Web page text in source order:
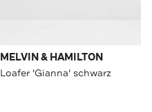
MELVIN & HAMILTON
Loafer 'Gianna' schwarz